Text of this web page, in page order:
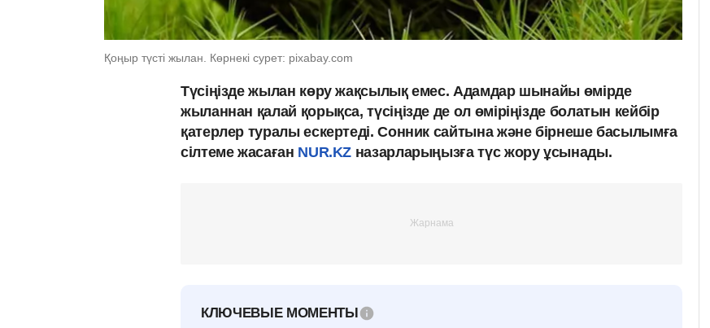
Қоңыр түсті жылан. Көрнекі сурет: pixabay.com
Түсіңізде жылан көру жақсылық емес. Адамдар шынайы өмірде
жыланнан қалай қорықса, түсіңізде де ол өміріңізде болатын кейбір
қатерлер туралы ескертеді. Сонник сайтына және бірнеше басылымға
сілтеме жасаған NUR.KZ назарларыңызға түс жору ұсынады.
КЛЮЧЕВЫЕ МОМЕНТЫ